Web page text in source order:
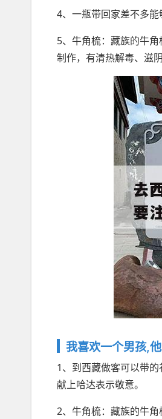
4、一瓶带回家差不多能
5、牛角梳：藏族的牛
制作，有清热解毒、滋
我喜欢一个男孩,
1、到西藏做客可以带
献上哈达表示敬意。
2、牛角梳：藏族的牛